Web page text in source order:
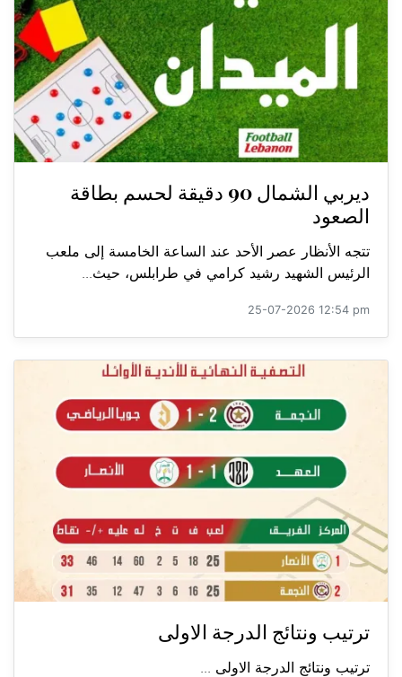
ديربي الشمال 90 دقيقة لحسم بطاقة
الصعود
تتجه الأنظار عصر الأحد عند الساعة الخامسة إلى ملعب
الرئيس الشهيد رشيد كرامي في طرابلس، حيث...
25-07-2026 12:54 pm
ترتيب ونتائج الدرجة الاولى
ترتيب ونتائج الدرجة الاولى ...